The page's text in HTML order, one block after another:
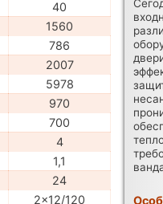
40
1560
786
2007
5978
970
700
4
1,1
24
2x12/120